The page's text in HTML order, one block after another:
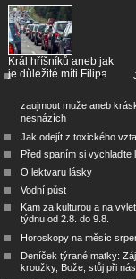
Král hříšníků aneb jak
je důležité míti Filipa
zaujmout muže aneb
nesnázích
Jak odejít z toxického
Před spaním si vychlaďte
O lektvaru lásky
Vodní půst
Kam za kulturou a na
týdnu od 2.8. do 9.8.
Horoskopy na měsíc
Deníček týrané matky:
kroužky, Bože, stůj při nás